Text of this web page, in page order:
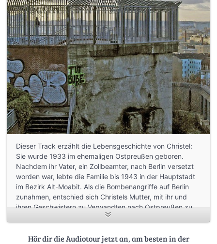
Dieser Track erzählt die Lebensgeschichte von Christel:
Sie wurde 1933 im ehemaligen Ostpreußen geboren.
Nachdem ihr Vater, ein Zollbeamter, nach Berlin versetzt
worden war, lebte die Familie bis 1943 in der Hauptstadt
im Bezirk Alt-Moabit. Als die Bombenangriffe auf Berlin
zunahmen, entschied sich Christels Mutter, mit ihr und
ihren Geschwistern zu Verwandten nach Ostpreußen zu
ziehen. Zur gleichen Zeit wurde der Vater einberufen und
deutschstämmige Bevölkerung Ostpreußens einen Aufruf
Hör dir die Audiotour jetzt an, am besten in der